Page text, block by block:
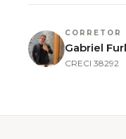
CORRETOR
Gabriel
CRECI 38292